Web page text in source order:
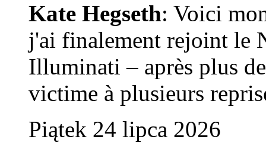
Kate Hegseth: Voici
j'ai finalement rejoint le
Illuminati – après plus
victime à plusieurs
Piątek 24 lipca 2026